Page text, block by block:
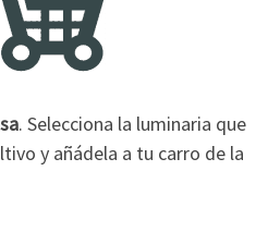
. Selecciona la luminaria que
y añádela a tu carro de la